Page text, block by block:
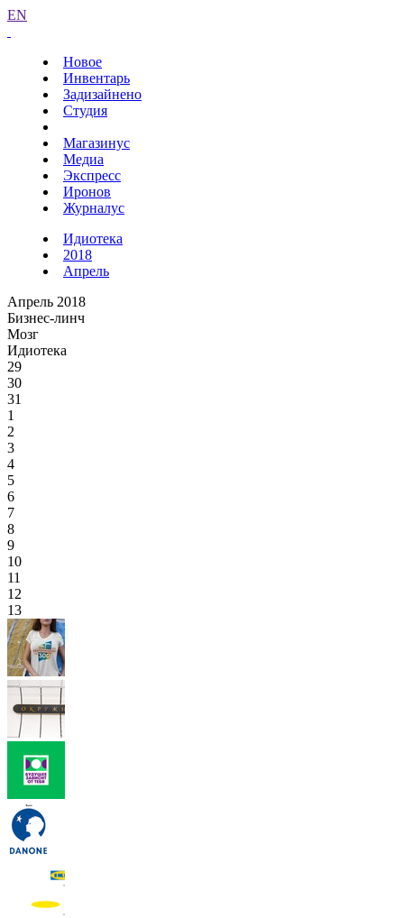
EN
Новое
Инвентарь
Задизайнено
Студия
Магазинус
Медиа
Экспресс
Иронов
Журналус
Идиотека
2018
Апрель
Апрель 2018
Бизнес-линч
Мозг
Идиотека
29
30
31
1
2
3
4
5
6
7
8
9
10
11
12
13